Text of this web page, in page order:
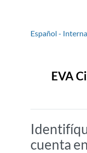
Español -
EVA
cuenta